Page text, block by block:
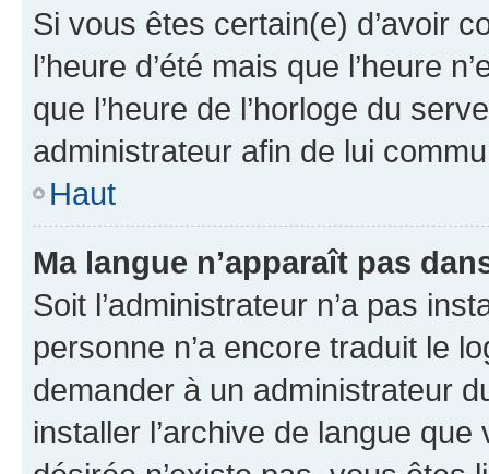
Si vous êtes certain(e) d’avoir
l’heure d’été mais que l’heure
que l’heure de l’horloge du
administrateur afin de lui
Haut
Ma langue n’apparaît pas
Soit l’administrateur n’a pas
personne n’a encore traduit le
demander à un administrateur
installer l’archive de langue